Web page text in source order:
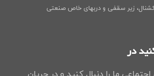
زیر سقفی و دربهای خاص صنعتی
در